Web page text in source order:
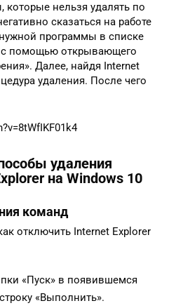
нельзя удалять по
сказаться на работе
программы в списке
с помощью открывающего
Далее, найдя Internet
удаления. После чего
удаления
на Windows 10
команд
отключить Internet Explorer
«Пуск» в появившемся
«Выполнить».